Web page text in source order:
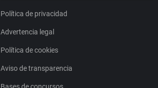
Política de privacidad
Advertencia legal
Política de cookies
Aviso de transparencia